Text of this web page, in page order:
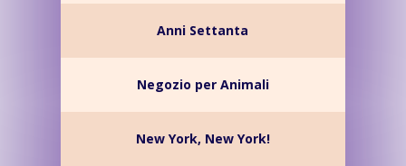
Anni Settanta
Negozio per Animali
New York, New York!